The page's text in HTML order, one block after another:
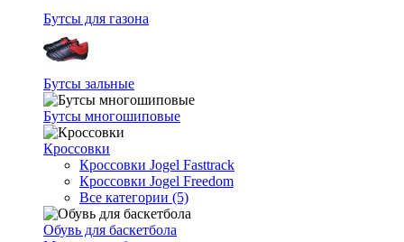
Бутсы для газона
Бутсы зальные
Бутсы многошиповые
Кроссовки
Кроссовки Jogel Fasttrack
Кроссовки Jogel Freedom
Все категории (5)
Обувь для баскетбола